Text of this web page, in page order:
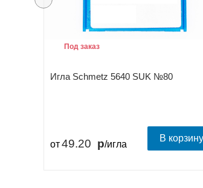
Игла Schmetz 5640 SUK №80
Под заказ
от49.20 /игла
В корзину